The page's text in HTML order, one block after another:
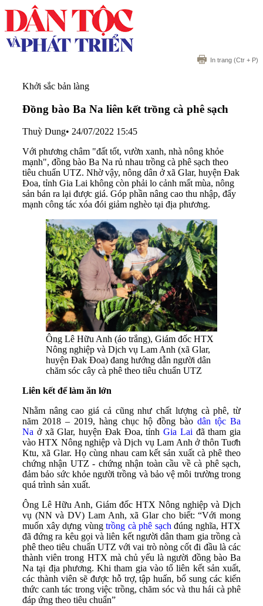
In trang (Ctr + P)
Khởi sắc bản làng
Đồng bào Ba Na liên kết trồng cà phê sạch
Thuỳ Dung• 24/07/2022 15:45
Với phương châm "đất tốt, vườn xanh, nhà nông khỏe
mạnh", đồng bào Ba Na rủ nhau trồng cà phê sạch theo
tiêu chuẩn UTZ. Nhờ vậy, nông dân ở xã Glar, huyện Đak
Đoa, tỉnh Gia Lai không còn phải lo cảnh mất mùa, nông
sản bán ra lại được giá. Góp phần nâng cao thu nhập, đẩy
mạnh công tác xóa đói giảm nghèo tại địa phương.
Ông Lê Hữu Anh (áo trắng), Giám đốc HTX
Nông nghiệp và Dịch vụ Lam Anh (xã Glar,
huyện Đak Đoa) đang hướng dẫn người dân
chăm sóc cây cà phê theo tiêu chuẩn UTZ
Liên kết để làm ăn lớn
Nhằm nâng cao giá cả cũng như chất lượng cà phê, từ
năm 2018 – 2019, hàng chục hộ đồng bào dân tộc Ba
Na ở xã Glar, huyện Đak Đoa, tỉnh Gia Lai đã tham gia
vào HTX Nông nghiệp và Dịch vụ Lam Anh ở thôn Tuơh
Ktu, xã Glar. Họ cùng nhau cam kết sản xuất cà phê theo
chứng nhận UTZ - chứng nhận toàn cầu về cà phê sạch,
đảm bảo sức khỏe người trồng và bảo vệ môi trường trong
quá trình sản xuất.
Ông Lê Hữu Anh, Giám đốc HTX Nông nghiệp và Dịch
vụ (NN và DV) Lam Anh, xã Glar cho biết: “Với mong
muốn xây dựng vùng trồng cà phê sạch đúng nghĩa, HTX
đã đứng ra kêu gọi và liên kết người dân tham gia trồng cà
phê theo tiêu chuẩn UTZ với vai trò nòng cốt đi đầu là các
thành viên trong HTX mà chủ yếu là người đồng bào Ba
Na tại địa phương. Khi tham gia vào tổ liên kết sản xuất,
các thành viên sẽ được hỗ trợ, tập huấn, bổ sung các kiến
thức canh tác trong việc trồng, chăm sóc và thu hái cà phê
đáp ứng theo tiêu chuẩn”